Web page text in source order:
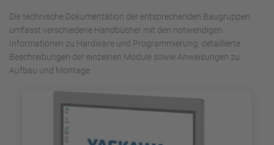
Die technische Dokumentation der entsprechenden Baugruppen
umfasst verschiedene Handbücher mit den notwendigen
Informationen zu Hardware und Programmierung, detaillierte
Beschreibungen der einzelnen Module sowie Anweisungen zu
Aufbau und Montage.